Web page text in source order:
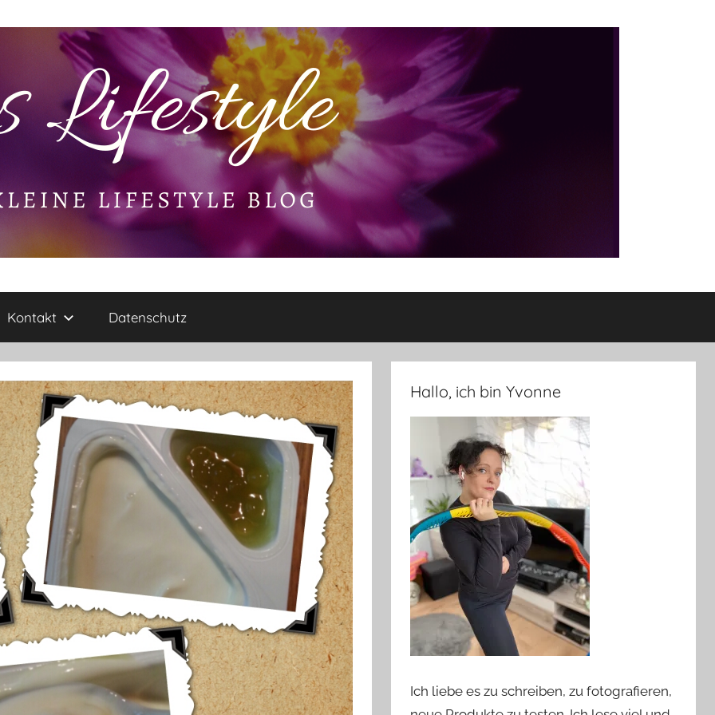
Kontakt Datenschutz
Hallo, ich bin Yvonne
Ich liebe es zu schreiben, zu fotografieren,